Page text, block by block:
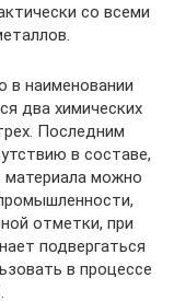
со всеми
в наименовании
два химических
Последним
в составе,
можно
отметки, при
подвергаться
в процессе